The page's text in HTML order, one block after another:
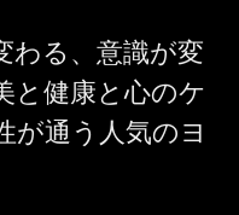
わる、意識が変
と健康と心のケ
が通う人気のヨ